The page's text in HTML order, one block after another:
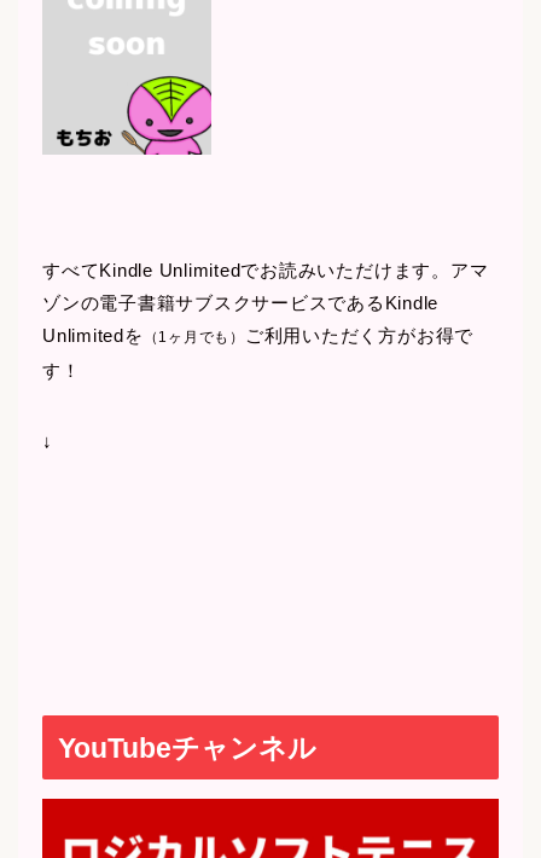
すべてKindle Unlimitedでお読みいただけます。アマ
ゾンの電子書籍サブスクサービスであるKindle
Unlimitedを
（1ヶ月でも）
ご利用いただく方がお得で
す！
↓
YouTubeチャンネル